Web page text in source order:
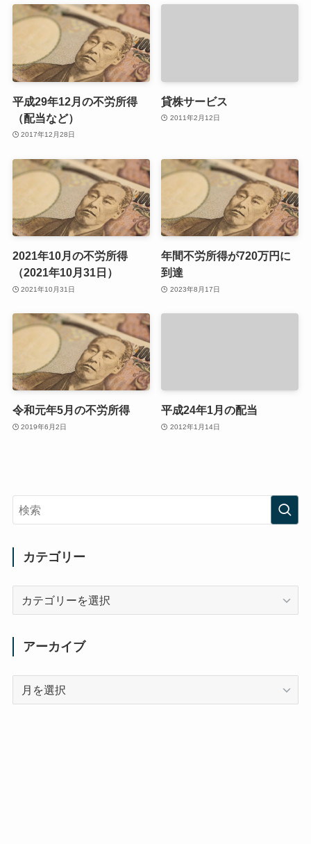
平成29年12月の不労所得
（配当など）
2017年12月28日
貸株サービス
2011年2月12日
2021年10月の不労所得
（2021年10月31日）
2021年10月31日
年間不労所得が720万円に
到達
2023年8月17日
令和元年5月の不労所得
2019年6月2日
平成24年1月の配当
2012年1月14日
カテゴリー
アーカイブ